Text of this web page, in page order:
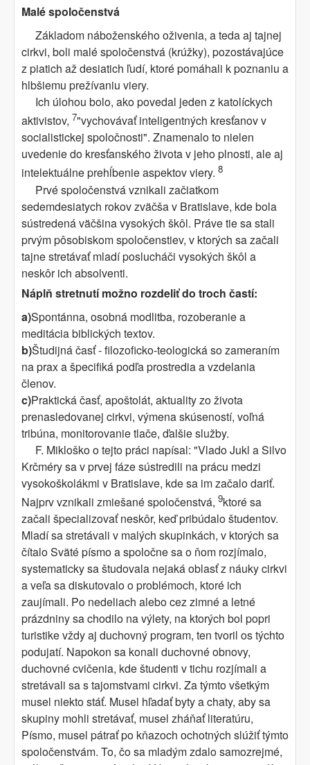
Malé spoločenstvá
Základom náboženského oživenia, a teda aj tajnej
cirkvi, boli malé spoločenstvá (krúžky), pozostávajúce
z piatich až desiatich ľudí, ktoré pomáhali k poznaniu a
hlbšiemu prežívaniu viery.
Ich úlohou bolo, ako povedal jeden z katolíckych
aktivistov, 7"vychovávať inteligentných kresťanov v
socialistickej spoločnosti". Znamenalo to nielen
uvedenie do kresťanského života v jeho plnosti, ale aj
intelektuálne prehĺbenie aspektov viery. 8
Prvé spoločenstvá vznikali začiatkom
sedemdesiatych rokov zväčša v Bratislave, kde bola
sústredená väčšina vysokých škôl. Práve tie sa stali
prvým pôsobiskom spoločenstiev, v ktorých sa začali
tajne stretávať mladí poslucháči vysokých škôl a
neskôr ich absolventi.
Náplň stretnutí možno rozdeliť do troch častí:
a)Spontánna, osobná modlitba, rozoberanie a
meditácia biblických textov.
b)Študijná časť - filozoficko-teologická so zameraním
na prax a špecifiká podľa prostredia a vzdelania
členov.
c)Praktická časť, apoštolát, aktuality zo života
prenasledovanej cirkvi, výmena skúseností, voľná
tribúna, monitorovanie tlače, ďalšie služby.
F. Mikloško o tejto práci napísal: "Vlado Jukl a Silvo
Krčméry sa v prvej fáze sústredili na prácu medzi
vysokoškolákmi v Bratislave, kde sa im začalo dariť.
Najprv vznikali zmiešané spoločenstvá, 9ktoré sa
začali špecializovať neskôr, keď pribúdalo študentov.
Mladí sa stretávali v malých skupinkách, v ktorých sa
čítalo Sväté písmo a spoločne sa o ňom rozjímalo,
systematicky sa študovala nejaká oblasť z náuky cirkvi
a veľa sa diskutovalo o problémoch, ktoré ich
zaujímali. Po nedeliach alebo cez zimné a letné
prázdniny sa chodilo na výlety, na ktorých bol popri
turistike vždy aj duchovný program, ten tvoril os týchto
podujatí. Napokon sa konali duchovné obnovy,
duchovné cvičenia, kde študenti v tichu rozjímali a
stretávali sa s tajomstvami cirkvi. Za týmto všetkým
musel niekto stáť. Musel hľadať byty a chaty, aby sa
skupiny mohli stretávať, musel zháňať literatúru,
Písmo, musel pátrať po kňazoch ochotných slúžiť týmto
spoločenstvám. To, čo sa mladým zdalo samozrejmé,